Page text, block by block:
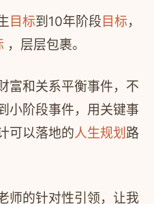
目标到 10年阶段 目标，
，层层包裹。
富和关系平衡事件，不
小阶段事件，用关键事
可以落地的人生规划 路
师的针对性引领，让我